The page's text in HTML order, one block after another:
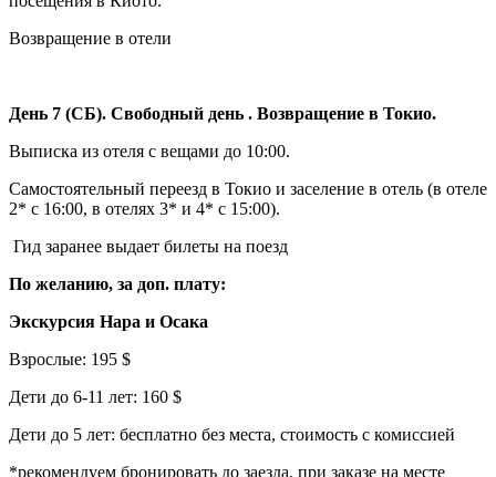
Возвращение в отели
День 7 (СБ). Свободный день . Возвращение в Токио.
Выписка из отеля с вещами до 10:00.
Самостоятельный переезд в Токио и заселение в отель (в отеле
2* с 16:00, в отелях 3* и 4* с 15:00).
Гид заранее выдает билеты на поезд
По желанию, за доп. плату:
Экскурсия Нара и Осака
Взрослые: 195 $
Дети до 6-11 лет: 160 $
Дети до 5 лет: бесплатно без места, стоимость с комиссией
*рекомендуем бронировать до заезда, при заказе на месте